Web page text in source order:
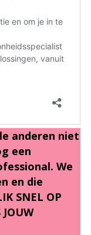
anderen niet
een
We
en die
SNEL OP